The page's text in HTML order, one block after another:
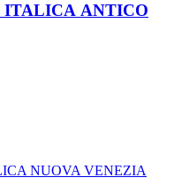
ITALICA ANTICO